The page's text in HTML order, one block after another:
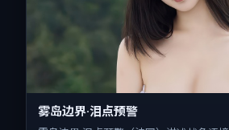
雾岛边界·泪点预警